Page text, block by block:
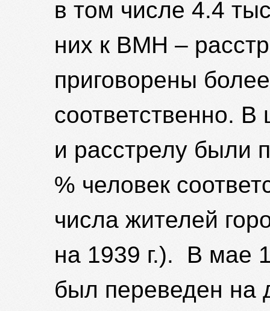
в том числе 4.4
них к ВМН –
приговорены
соответственно.
и расстрелу были
% человек
числа жителей
на 1939 г.). В мае
был переведен на